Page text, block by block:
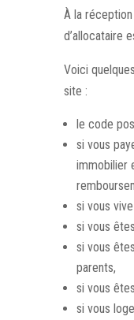
À la
d’allocataire
Voici
site :
le code
si vous
immobilier
si vous
si vous
si vous
parents,
si vous
si vous